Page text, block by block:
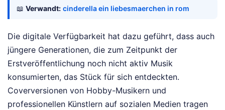
📖 Verwandt: cinderella ein liebesmaerchen in rom
Die digitale Verfügbarkeit hat dazu geführt, dass auch
jüngere Generationen, die zum Zeitpunkt der
Erstveröffentlichung noch nicht aktiv Musik
konsumierten, das Stück für sich entdeckten.
Coverversionen von Hobby-Musikern und
professionellen Künstlern auf sozialen Medien tragen